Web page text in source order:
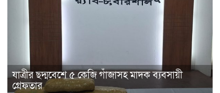
যাত্রীর ছদ্মবেশে ৫ কেজি গাঁজাসহ মাদক ব্যবসায়ী
গ্রেফতার